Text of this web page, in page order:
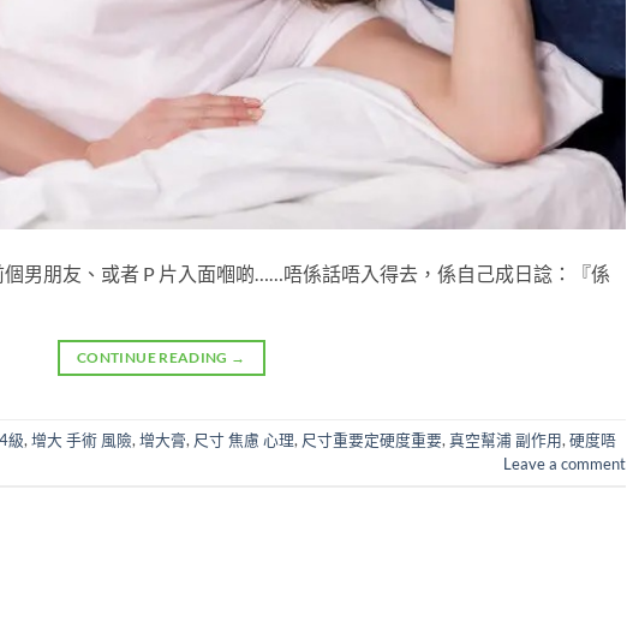
個男朋友、或者 P 片入面嗰啲……唔係話唔入得去，係自己成日諗：『係
CONTINUE READING →
級, 增大 手術 風險, 增大膏, 尺寸 焦慮 心理, 尺寸重要定硬度重要, 真空幫浦 副作用, 硬度唔
Leave a comment